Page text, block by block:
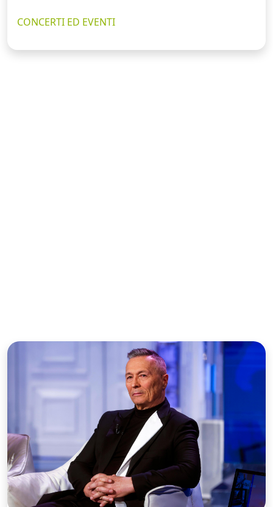
CONCERTI ED EVENTI